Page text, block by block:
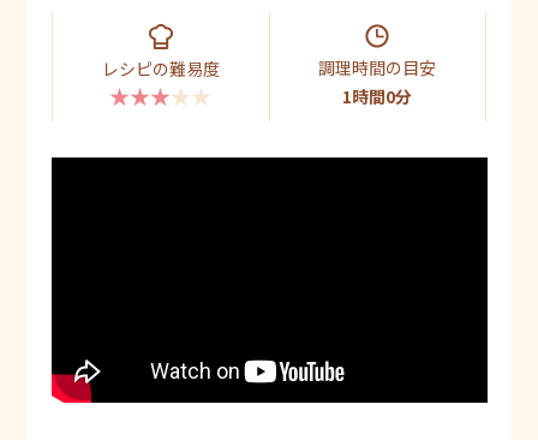
レシピの難易度
★★★★★
調理時間の目安
1時間0分